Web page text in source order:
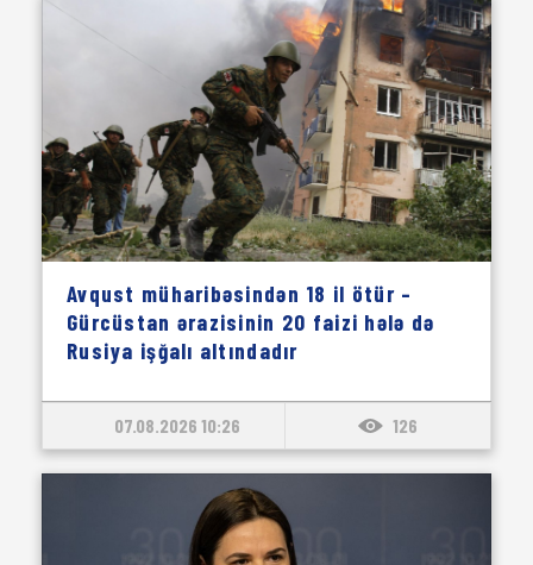
Avqust müharibəsindən 18 il ötür –
Gürcüstan ərazisinin 20 faizi hələ də
Rusiya işğalı altındadır
07.08.2026 10:26 126